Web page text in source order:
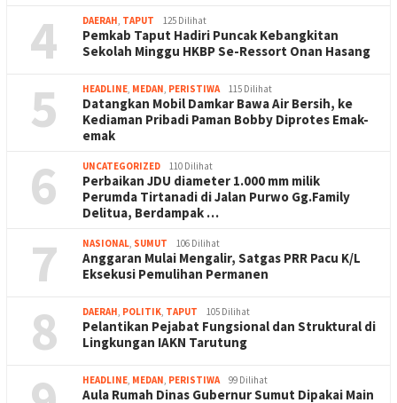
4 DAERAH, TAPUT 125 Dilihat
Pemkab Taput Hadiri Puncak Kebangkitan
Sekolah Minggu HKBP Se-Ressort Onan Hasang
5 HEADLINE, MEDAN, PERISTIWA 115 Dilihat
Datangkan Mobil Damkar Bawa Air Bersih, ke
Kediaman Pribadi Paman Bobby Diprotes Emak-
emak
6 UNCATEGORIZED 110 Dilihat
Perbaikan JDU diameter 1.000 mm milik
Perumda Tirtanadi di Jalan Purwo Gg.Family
Delitua, Berdampak …
7 NASIONAL, SUMUT 106 Dilihat
Anggaran Mulai Mengalir, Satgas PRR Pacu K/L
Eksekusi Pemulihan Permanen
8 DAERAH, POLITIK, TAPUT 105 Dilihat
Pelantikan Pejabat Fungsional dan Struktural di
Lingkungan IAKN Tarutung
HEADLINE, MEDAN, PERISTIWA 99 Dilihat
Aula Rumah Dinas Gubernur Sumut Dipakai Main